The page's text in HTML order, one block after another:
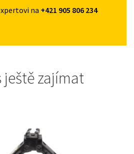
na +421 905 806 234
ještě zajímat